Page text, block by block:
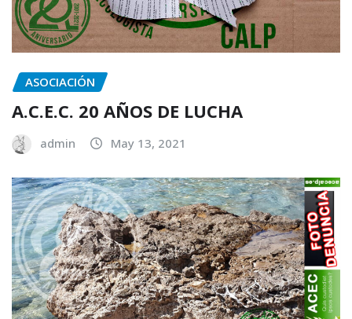
ASOCIACIÓN
A.C.E.C. 20 AÑOS DE LUCHA
admin May 13, 2021